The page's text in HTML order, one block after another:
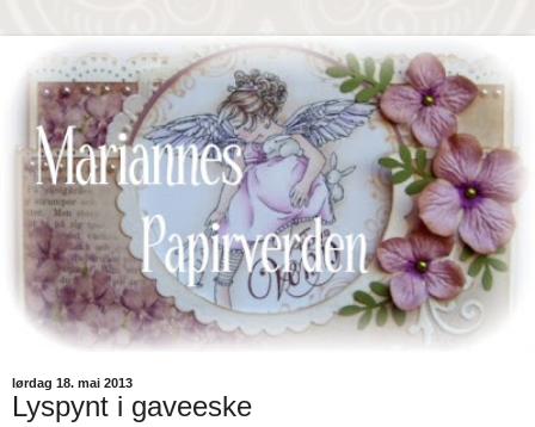
lørdag 18. mai 2013
Lyspynt i gaveeske